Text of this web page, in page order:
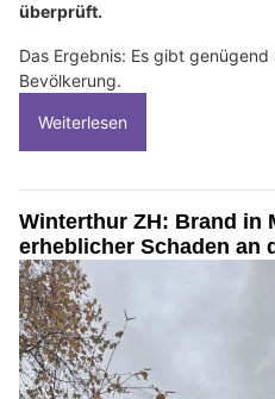
überprüft.
Das Ergebnis: Es gibt
Bevölkerung.
Weiterlesen
Winterthur ZH: Brand in
erheblicher Schaden an